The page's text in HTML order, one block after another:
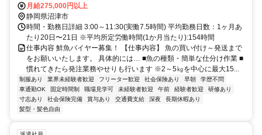
月給275,000円以上
静岡県沼津市
時間・勤務日詳細 3:00～11:30(実働7.5時間) 平均勤務日数：1ヶ月あ
たり20日〜21日 ※平均所定労働時間(1か月当たり):154時間
仕事内容 鮮魚バイヤー募集！ 【仕事内容】 魚の買い付け～発送まで
をお願いいたします。 具体的には… ■魚の種類・簡単な仕分け作業 ■
慣れてきたら発注業務やせりも行います ※2～5㎏を中心に最大15...
制服あり 業界未経験者歓迎 フリーター歓迎 社会保険あり 早朝
学歴不問
車通勤OK
固定時間制 職場見学可 未経験者歓迎 午前 経験者歓迎
研修あり
寸志あり
社会保険完備 賞与あり 交通費支給 深夜
長期休暇あり
髪型・髪色自由